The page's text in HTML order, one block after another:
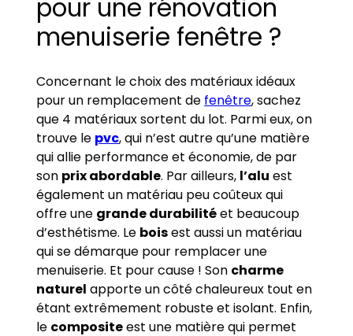
pour une rénovation
menuiserie fenêtre ?
Concernant le choix des matériaux idéaux
pour un remplacement de fenêtre, sachez
que 4 matériaux sortent du lot. Parmi eux, on
trouve le pvc, qui n’est autre qu’une matière
qui allie performance et économie, de par
son prix abordable. Par ailleurs, l’alu est
également un matériau peu coûteux qui
offre une grande durabilitéet beaucoup
d’esthétisme. Le boisest aussi un matériau
qui se démarque pour remplacer une
menuiserie. Et pour cause ! Son charme
naturel apporte un côté chaleureux tout en
étant extrêmement robuste et isolant. Enfin,
le compositeest une matière qui permet